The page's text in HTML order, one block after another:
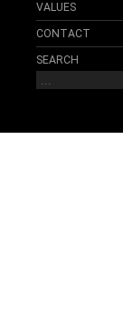
VALUES
CONTACT
SEARCH